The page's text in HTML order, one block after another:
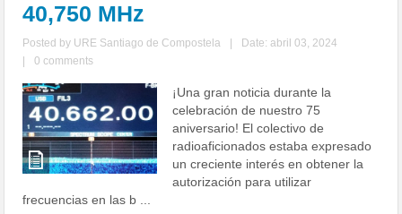
40,750 MHz
Posted by URE Santiago de Compostela
Date: abril 03, 2024
0 comments
¡Una gran noticia durante la
celebración de nuestro 75
aniversario! El colectivo de
radioaficionados estaba expresado
un creciente interés en obtener la
autorización para utilizar
frecuencias en las b ...